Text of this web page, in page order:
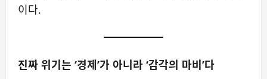
이다.
진짜 위기는 ‘경제’가 아니라 ‘감각의 마비’다